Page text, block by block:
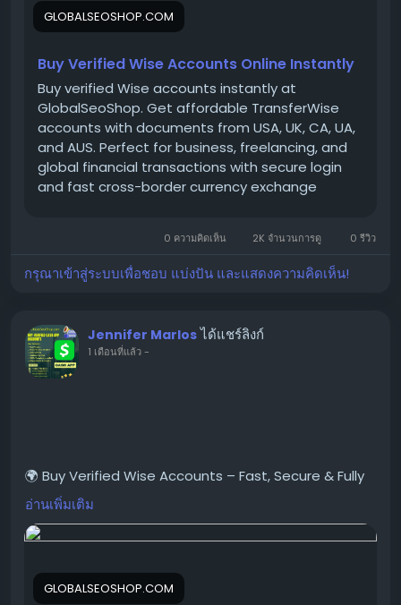
business transactions, and global money transfers.
👉 Order Now:
https://globalseoshop.com/product/buy-verified-
wise-accounts/
📩 Need more info? Contact us anytime
Globalseoshop@gmail.com
📱 WhatsApp: +1 864 708 8783
💬 Skype: GlobalSeoShop
#GlobalSEOShop
#WiseAccountSeller
#WiseVerifiedLogin
#WiseBusinessAccounts
#WiseAccount
GLOBALSEOSHOP.COM
Buy Verified Wise Accounts Online Instantly
Buy verified Wise accounts instantly at
GlobalSeoShop. Get affordable TransferWise
accounts with documents from USA, UK, CA, UA,
and AUS. Perfect for business, freelancing, and
global financial transactions with secure login
and fast cross-border currency exchange
0 ความคิดเห็น 2K จำนวนการดู 0 รีวิว
กรุณาเข้าสู่ระบบเพื่อชอบ แบ่งปัน และแสดงความคิดเห็น!
Jennifer Marlos ได้แชร์ลิงก์
1 เดือนที่แล้ว-
🌍 Buy Verified Wise Accounts – Fast, Secure & Fully
Ready to Use!
Accounts?
We provide 100% verified, safe, and ready-to-use
อ่านเพิ่มเติม
GLOBALSEOSHOP.COM